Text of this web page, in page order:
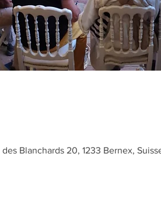
Blanchards 20, 1233 Bernex,